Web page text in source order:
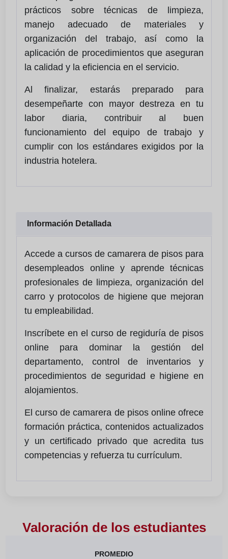
prácticos sobre técnicas de limpieza,
manejo adecuado de materiales y
organización del trabajo, así como la
aplicación de procedimientos que aseguran
la calidad y la eficiencia en el servicio.
Al finalizar, estarás preparado para
desempeñarte con mayor destreza en tu
labor diaria, contribuir al buen
funcionamiento del equipo de trabajo y
cumplir con los estándares exigidos por la
industria hotelera.
Información Detallada
Accede a cursos de camarera de pisos para
desempleados online y aprende técnicas
profesionales de limpieza, organización del
carro y protocolos de higiene que mejoran
tu empleabilidad.
Inscríbete en el curso de regiduría de pisos
online para dominar la gestión del
departamento, control de inventarios y
procedimientos de seguridad e higiene en
alojamientos.
El curso de camarera de pisos online ofrece
formación práctica, contenidos actualizados
y un certificado privado que acredita tus
competencias y refuerza tu currículum.
Valoración de los estudiantes
PROMEDIO